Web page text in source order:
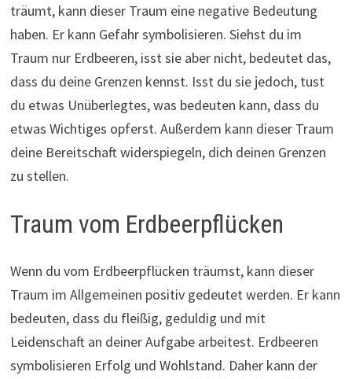
träumt, kann dieser Traum eine negative Bedeutung
haben. Er kann Gefahr symbolisieren. Siehst du im
Traum nur Erdbeeren, isst sie aber nicht, bedeutet das,
dass du deine Grenzen kennst. Isst du sie jedoch, tust
du etwas Unüberlegtes, was bedeuten kann, dass du
etwas Wichtiges opferst. Außerdem kann dieser Traum
deine Bereitschaft widerspiegeln, dich deinen Grenzen
zu stellen.
Traum vom Erdbeerpflücken
Wenn du vom Erdbeerpflücken träumst, kann dieser
Traum im Allgemeinen positiv gedeutet werden. Er kann
bedeuten, dass du fleißig, geduldig und mit
Leidenschaft an deiner Aufgabe arbeitest. Erdbeeren
symbolisieren Erfolg und Wohlstand. Daher kann der